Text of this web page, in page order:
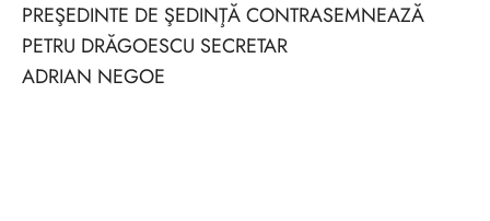
PREŞEDINTE DE ŞEDINŢĂ CONTRASEMNEAZĂ
PETRU DRĂGOESCU SECRETAR
ADRIAN NEGOE